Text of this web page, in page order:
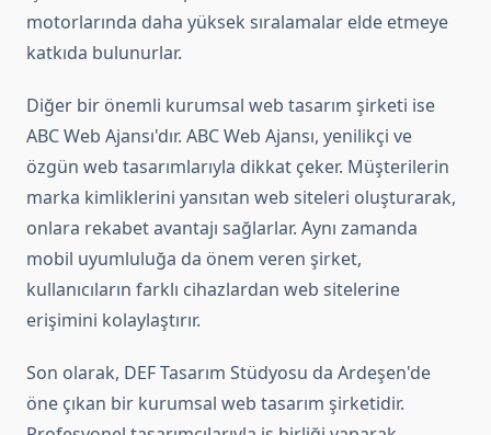
motorlarında daha yüksek sıralamalar elde etmeye
katkıda bulunurlar.
Diğer bir önemli kurumsal web tasarım şirketi ise
ABC Web Ajansı'dır. ABC Web Ajansı, yenilikçi ve
özgün web tasarımlarıyla dikkat çeker. Müşterilerin
marka kimliklerini yansıtan web siteleri oluşturarak,
onlara rekabet avantajı sağlarlar. Aynı zamanda
mobil uyumluluğa da önem veren şirket,
kullanıcıların farklı cihazlardan web sitelerine
erişimini kolaylaştırır.
Son olarak, DEF Tasarım Stüdyosu da Ardeşen'de
öne çıkan bir kurumsal web tasarım şirketidir.